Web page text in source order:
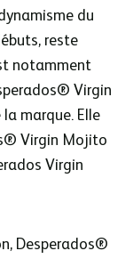
du
reste
notamment
Virgin
marque. Elle
Virgin Mojito
Virgin
Desperados®